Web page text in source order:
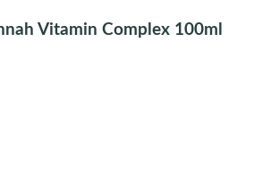
Vitamin Complex 100ml